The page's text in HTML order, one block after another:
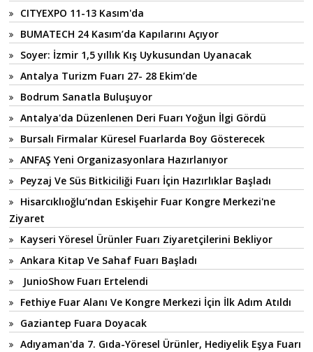
CITYEXPO 11-13 Kasım'da
BUMATECH 24 Kasım’da Kapılarını Açıyor
Soyer: İzmir 1,5 yıllık Kış Uykusundan Uyanacak
Antalya Turizm Fuarı 27- 28 Ekim’de
Bodrum Sanatla Buluşuyor
Antalya'da Düzenlenen Deri Fuarı Yoğun İlgi Gördü
Bursalı Firmalar Küresel Fuarlarda Boy Gösterecek
ANFAŞ Yeni Organizasyonlara Hazırlanıyor
Peyzaj Ve Süs Bitkiciliği Fuarı İçin Hazırlıklar Başladı
Hisarcıklıoğlu’ndan Eskişehir Fuar Kongre Merkezi'ne
Ziyaret
Kayseri Yöresel Ürünler Fuarı Ziyaretçilerini Bekliyor
Ankara Kitap Ve Sahaf Fuarı Başladı
JunioShow Fuarı Ertelendi
Fethiye Fuar Alanı Ve Kongre Merkezi İçin İlk Adım Atıldı
Gaziantep Fuara Doyacak
Adıyaman'da 7. Gıda-Yöresel Ürünler, Hediyelik Eşya Fuarı